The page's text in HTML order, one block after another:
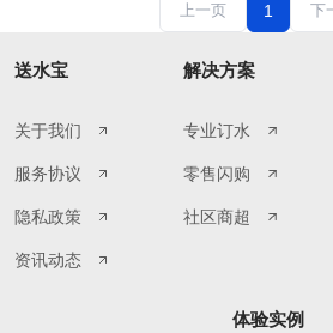
上一页 1 下
送水宝
关于我们
服务协议
隐私政策
资讯动态
解决方案
专业订水
零售闪购
社区商超
体验实例